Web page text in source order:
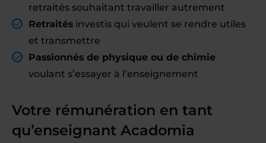
retraités souhaitant travailler autrement
Retraités investis qui veulent se rendre utiles
et transmettre
Passionnés de physique ou de chimie
voulant s’essayer à l’enseignement
Votre rémunération en tant
qu’enseignant Acadomia